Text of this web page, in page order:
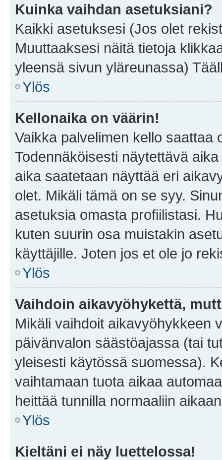
Kuinka vaihdan asetuksiani?
Kaikki asetuksesi (Jos olet
Muuttaaksesi näitä tietoja
yleensä sivun yläreunassa)
Ylös
Kellonaika on väärin!
Vaikka palvelimen kello saattaa
Todennäköisesti näytettävä
aika saatetaan näyttää eri
olet. Mikäli tämä on se syy.
asetuksia omasta profiilistasi.
kuten suurin osa muistakin
käyttäjille. Joten jos et ole jo
Ylös
Vaihdoin aikavyöhykettä,
Mikäli vaihdoit aikavyöhykkeen
päivänvalon säästöajassa (tai
yleisesti käytössä suomessa).
vaihtamaan tuota aikaa
heittää tunnilla normaaliin
Ylös
Kieltäni ei näy luettelossa!